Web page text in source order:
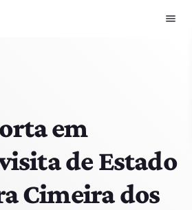
menu
em
de Estado
Cimeira dos